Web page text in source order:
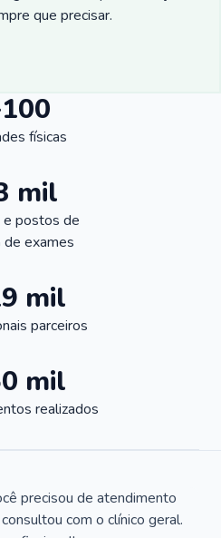
que precisar.
físicas
mil
e postos de
exames
mil
parceiros
mil
realizados
precisou de atendimento
com o clínico geral.